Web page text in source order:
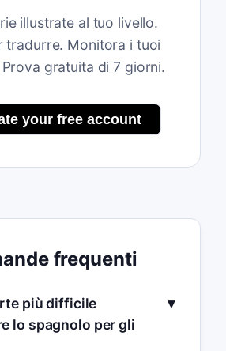
illustrate al tuo livello.
tradurre. Monitora i tuoi
gratuita di 7 giorni.
your free account
frequenti
più difficile
lo spagnolo per gli